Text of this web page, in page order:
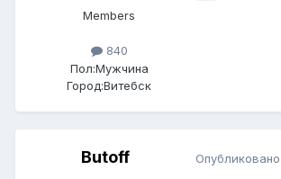
Members
840
Пол:Мужчина
Город:Витебск
Butoff Опубликовано